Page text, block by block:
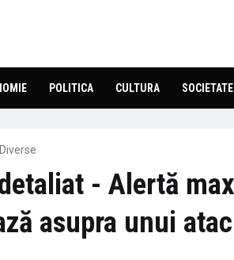
POLITICA CULTURA SOCIETATE
Diverse
- Alertă
asupra unui